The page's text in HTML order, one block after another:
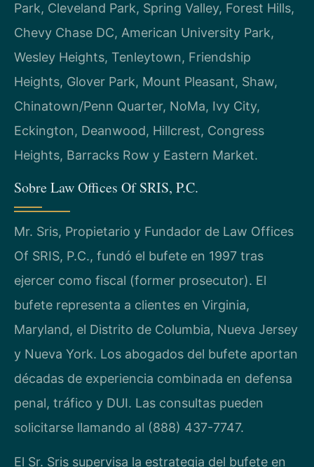
Park, Cleveland Park, Spring Valley, Forest Hills,
Chevy Chase DC, American University Park,
Wesley Heights, Tenleytown, Friendship
Heights, Glover Park, Mount Pleasant, Shaw,
Chinatown/Penn Quarter, NoMa, Ivy City,
Eckington, Deanwood, Hillcrest, Congress
Heights, Barracks Row y Eastern Market.
Sobre Law Offices Of SRIS, P.C.
Mr. Sris, Propietario y Fundador de Law Offices
Of SRIS, P.C., fundó el bufete en 1997 tras
ejercer como fiscal (former prosecutor). El
bufete representa a clientes en Virginia,
Maryland, el Distrito de Columbia, Nueva Jersey
y Nueva York. Los abogados del bufete aportan
décadas de experiencia combinada en defensa
penal, tráfico y DUI. Las consultas pueden
solicitarse llamando al (888) 437-7747.
El Sr. Sris supervisa la estrategia del bufete en